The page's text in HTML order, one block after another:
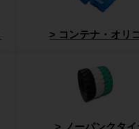
コンテナ・オリ
ノーパンクタイ